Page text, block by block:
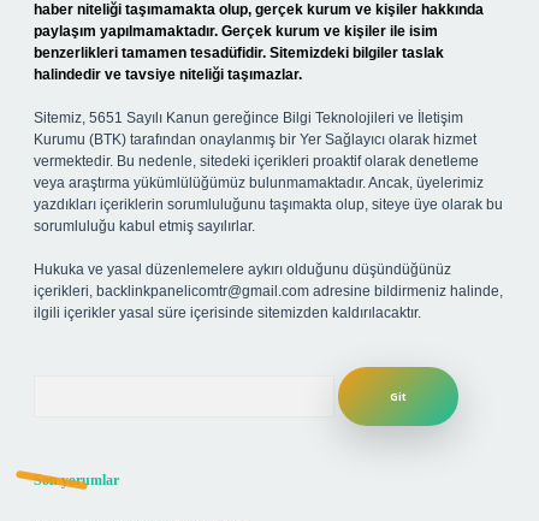
haber niteliği taşımamakta olup, gerçek kurum ve kişiler hakkında
paylaşım yapılmamaktadır. Gerçek kurum ve kişiler ile isim
benzerlikleri tamamen tesadüfidir. Sitemizdeki bilgiler taslak
halindedir ve tavsiye niteliği taşımazlar.
Sitemiz, 5651 Sayılı Kanun gereğince Bilgi Teknolojileri ve İletişim
Kurumu (BTK) tarafından onaylanmış bir Yer Sağlayıcı olarak hizmet
vermektedir. Bu nedenle, sitedeki içerikleri proaktif olarak denetleme
veya araştırma yükümlülüğümüz bulunmamaktadır. Ancak, üyelerimiz
yazdıkları içeriklerin sorumluluğunu taşımakta olup, siteye üye olarak bu
sorumluluğu kabul etmiş sayılırlar.
Hukuka ve yasal düzenlemelere aykırı olduğunu düşündüğünüz
içerikleri, backlinkpanelicomtr@gmail.com adresine bildirmeniz halinde,
ilgili içerikler yasal süre içerisinde sitemizden kaldırılacaktır.
Son yorumlar